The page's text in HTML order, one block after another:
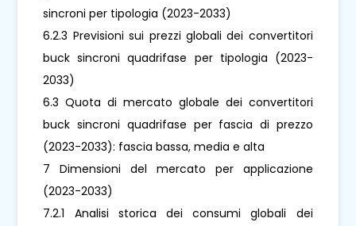
sincroni per tipologia (2023-2033)
6.2.3 Previsioni sui prezzi globali dei convertitori
buck sincroni quadrifase per tipologia (2023-
2033)
6.3 Quota di mercato globale dei convertitori
buck sincroni quadrifase per fascia di prezzo
(2023-2033): fascia bassa, media e alta
7 Dimensioni del mercato per applicazione
(2023-2033)
7.2.1 Analisi storica dei consumi globali dei